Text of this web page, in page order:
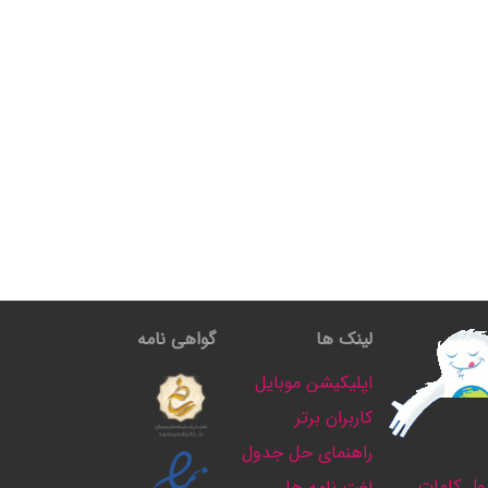
لینک ها
اپلیکیشن موبایل
کاربران برتر
راهنمای حل جدول
گواهی نامه